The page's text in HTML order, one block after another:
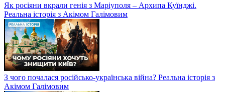
Як росіяни вкрали генія з Маріуполя – Архипа Куїнджі.
Реальна історія з Акімом Галімовим
З чого почалася російсько-українська війна? Реальна історія з
Акімом Галімовим